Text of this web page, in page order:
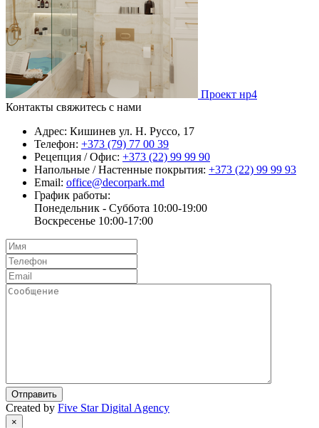
Проект нр4
Контакты свяжитесь с нами
Адрес: Кишинев ул. Н. Руссо, 17
Телефон: +373 (79) 77 00 39
Рецепция / Офис: +373 (22) 99 99 90
Напольные / Настенные покрытия: +373 (22) 99 99 93
Email: office@decorpark.md
График работы:
Понедельник - Суббота 10:00-19:00
Воскресенье 10:00-17:00
Отправить
Created by Five Star Digital Agency
×